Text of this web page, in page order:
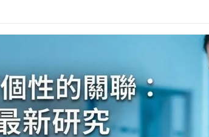
）日前針對大腦的研究發現大腦額葉